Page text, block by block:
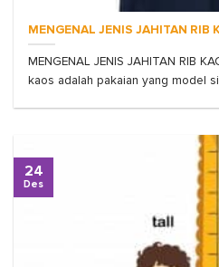
MENGENAL JENIS JAHITAN RIB
MENGENAL JENIS JAHITAN RIB
kaos adalah pakaian yang model
24
Des